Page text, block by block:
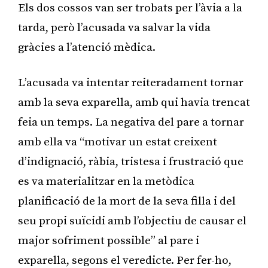
Els dos cossos van ser trobats per l’àvia a la
tarda, però l’acusada va salvar la vida
gràcies a l’atenció mèdica.
L’acusada va intentar reiteradament tornar
amb la seva exparella, amb qui havia trencat
feia un temps. La negativa del pare a tornar
amb ella va “motivar un estat creixent
d’indignació, ràbia, tristesa i frustració que
es va materialitzar en la metòdica
planificació de la mort de la seva filla i del
seu propi suïcidi amb l’objectiu de causar el
major sofriment possible” al pare i
exparella, segons el veredicte. Per fer-ho,